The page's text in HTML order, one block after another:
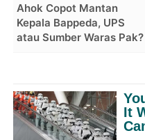
Ahok Copot Mantan
Kepala Bappeda, UPS
atau Sumber Waras Pak?